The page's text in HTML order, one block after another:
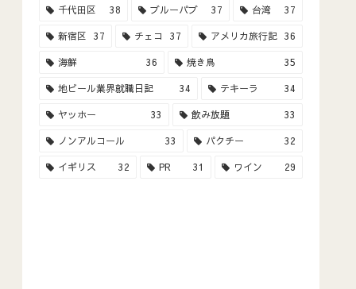
千代田区 38 ブルーパブ 37 台湾 37
新宿区 37 チェコ 37 アメリカ旅行記 36
海鮮 36 焼き鳥 35
地ビール業界就職日記 34 テキーラ 34
ヤッホー 33 飲み放題 33
ノンアルコール 33 パクチー 32
イギリス 32 PR 31 ワイン 29